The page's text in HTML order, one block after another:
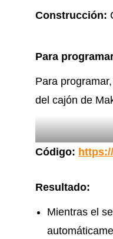
Construcción:
Para
Para
del cajón de
Código:
Resultado:
Mientras el